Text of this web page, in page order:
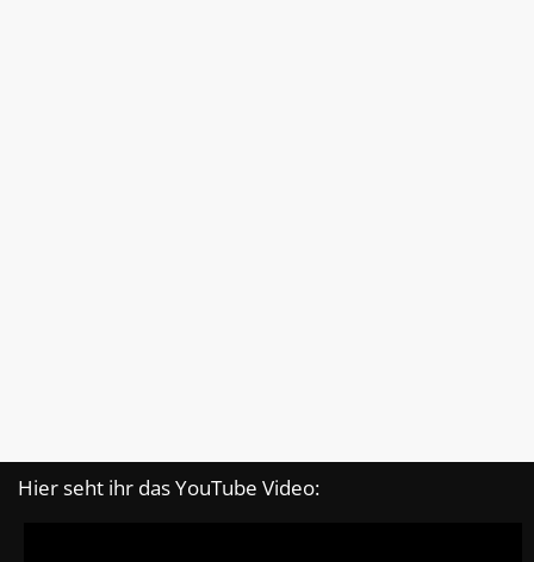
Hier seht ihr das YouTube Video: